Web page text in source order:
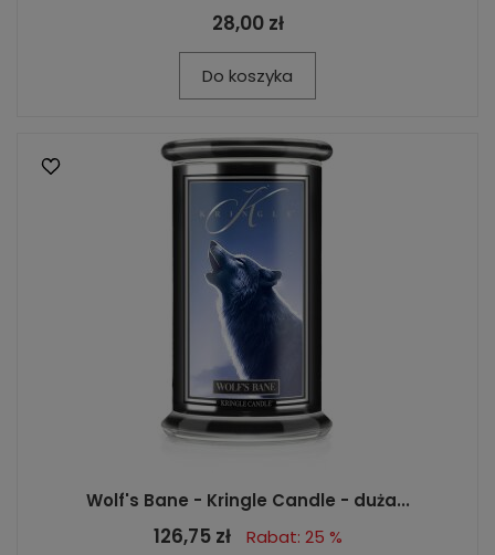
28,00 zł
Do koszyka
Wolf's Bane - Kringle Candle - duża...
126,75 zł Rabat: 25 %